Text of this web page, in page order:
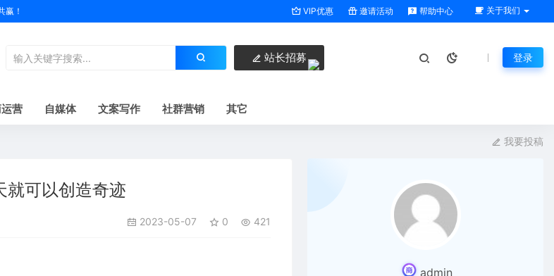
赢！ VIP优惠 邀请活动 帮助中心 关于我们
站长招募 登录
营 自媒体 文案写作 社群营销 其它
我要投稿
就可以创造奇迹
2023-05-07 0 421
admin